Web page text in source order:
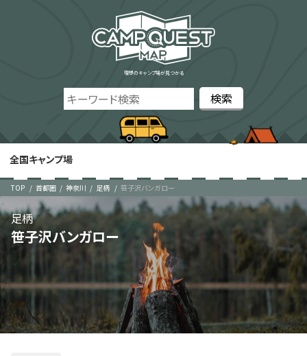
理想のキャンプ場が見つかる
全国キャンプ場
TOP 首都圏 神奈川 足柄 笹子沢バンガロー
笹子沢バンガロー
足柄